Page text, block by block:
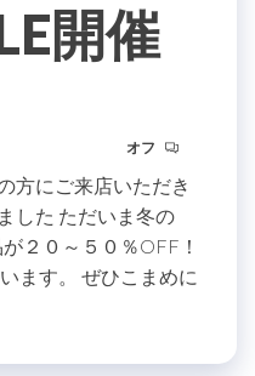
開催
オフ
方にご来店いただき
した ただいま冬の
２０～５０％OFF！
ます。 ぜひこまめに